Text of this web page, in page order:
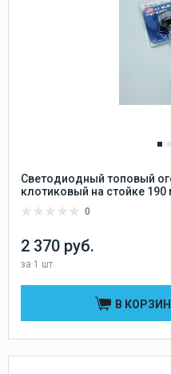
Светодиодный топовый
клотиковый на стойке
0
2 370 руб.
за 1 шт
В